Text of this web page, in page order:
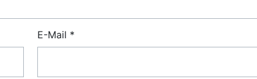
E-Mail *